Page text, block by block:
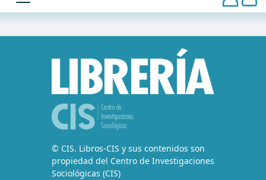
© CIS. Libros-CIS y sus contenidos son
propiedad del Centro de Investigaciones
Sociológicas (CIS)